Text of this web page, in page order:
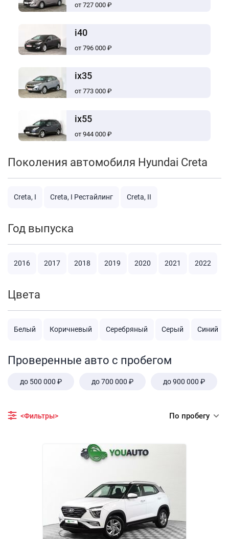
от 727 000 ₽
i40
от 796 000 ₽
ix35
от 773 000 ₽
ix55
от 944 000 ₽
Поколения автомобиля Hyundai Creta
Creta, I Creta, I Рестайлинг Creta, II
Год выпуска
2016 2017 2018 2019 2020 2021 2022
Цвета
Белый Коричневый Серебряный Серый Синий
Проверенные авто с пробегом
до 500 000 ₽ до 700 000 ₽ до 900 000 ₽
<Фильтры> По пробегу